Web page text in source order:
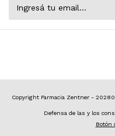
Copyright Farmacia Zentner -
Defensa de las y los
Botón